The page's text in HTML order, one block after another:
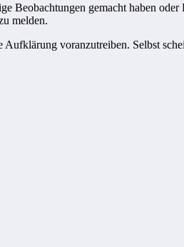
Beobachtungen gemacht haben oder
melden.
voranzutreiben. Selbst